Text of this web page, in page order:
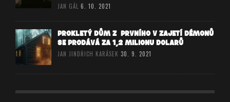
JAN GÁL 6. 10. 2021
PROKLETÝ DŮM Z PRVNÍHO V ZAJETÍ DÉMONŮ
SE PRODÁVÁ ZA 1,2 MILIONU DOLARŮ
JAN JINDŘICH KARÁSEK 30. 9. 2021